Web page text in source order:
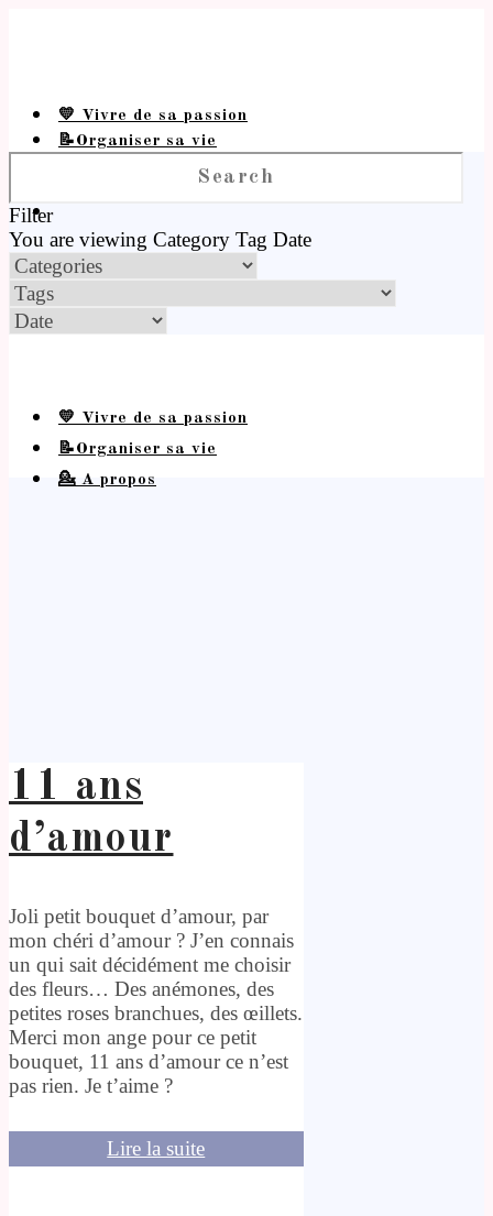
💛 Vivre de sa passion
📝Organiser sa vie
Filter
You are viewing Category Tag Date
💛 Vivre de sa passion
📝Organiser sa vie
💁 A propos
11 ans
d’amour
Joli petit bouquet d’amour, par
mon chéri d’amour ? J’en connais
un qui sait décidément me choisir
des fleurs… Des anémones, des
petites roses branchues, des œillets.
Merci mon ange pour ce petit
bouquet, 11 ans d’amour ce n’est
pas rien. Je t’aime ?
Lire la suite